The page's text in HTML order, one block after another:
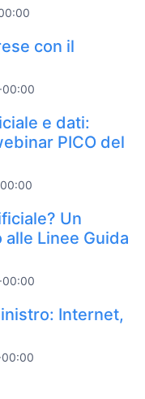
con il
e dati:
PICO del
Un
Linee Guida
Internet,